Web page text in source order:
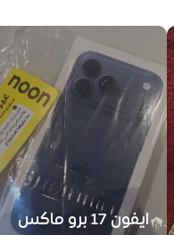
ايفون 17 برو ماكس